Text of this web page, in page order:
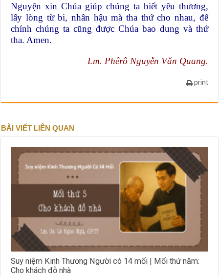
Nguyện xin Chúa giúp chúng ta biết yêu thương,
lấy lòng từ bi, nhân hậu mà tha thứ cho nhau, để
chính chúng ta cũng được Chúa bao dung và thứ
tha. Amen.
Lm. Phêrô Nguyễn Văn Quang.
print
BÀI VIẾT LIÊN QUAN
Suy niệm Kinh Thương Người có 14 mối | Mối thứ năm:
Cho khách đỗ nhà